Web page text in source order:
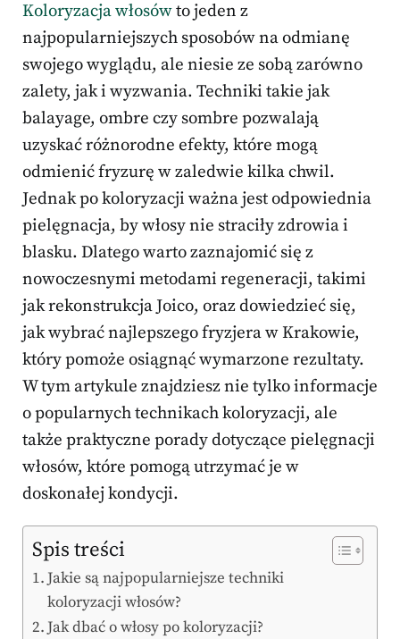
Koloryzacja włosówto jeden z
najpopularniejszych sposobów na odmianę
swojego wyglądu, ale niesie ze sobą zarówno
zalety, jak i wyzwania. Techniki takie jak
balayage, ombre czy sombre pozwalają
uzyskać różnorodne efekty, które mogą
odmienić fryzurę w zaledwie kilka chwil.
Jednak po koloryzacji ważna jest odpowiednia
pielęgnacja, by włosy nie straciły zdrowia i
blasku. Dlatego warto zaznajomić się z
nowoczesnymi metodami regeneracji, takimi
jak rekonstrukcja Joico, oraz dowiedzieć się,
jak wybrać najlepszego fryzjera w Krakowie,
który pomoże osiągnąć wymarzone rezultaty.
W tym artykule znajdziesz nie tylko informacje
o popularnych technikach koloryzacji, ale
także praktyczne porady dotyczące pielęgnacji
włosów, które pomogą utrzymać je w
doskonałej kondycji.
Spis treści
Jakie są najpopularniejsze techniki
koloryzacji włosów?
Jak dbać o włosy po koloryzacji?